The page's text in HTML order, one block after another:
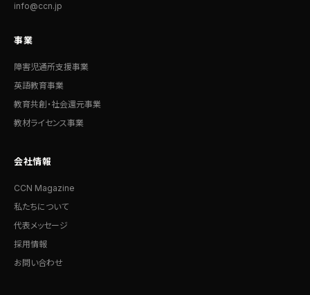
info@ccn.jp
事業
障害児通所支援事業
英語教育事業
教育共創・社会還元事業
教材ライセンス事業
会社情報
CCN Magazine
私たちについて
代表メッセージ
採用情報
お問い合わせ